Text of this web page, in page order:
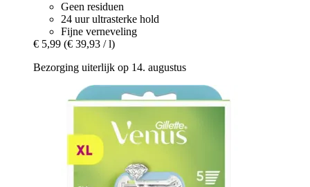
Geen residuen
24 uur ultrasterke hold
Fijne verneveling
€ 5,99 (€ 39,93 / l)
Bezorging uiterlijk op 14. augustus